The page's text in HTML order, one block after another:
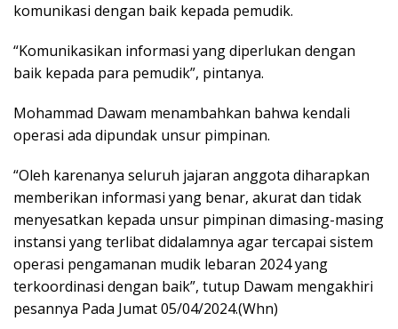
komunikasi dengan baik kepada pemudik.
“Komunikasikan informasi yang diperlukan dengan
baik kepada para pemudik”, pintanya.
Mohammad Dawam menambahkan bahwa kendali
operasi ada dipundak unsur pimpinan.
“Oleh karenanya seluruh jajaran anggota diharapkan
memberikan informasi yang benar, akurat dan tidak
menyesatkan kepada unsur pimpinan dimasing-masing
instansi yang terlibat didalamnya agar tercapai sistem
operasi pengamanan mudik lebaran 2024 yang
terkoordinasi dengan baik”, tutup Dawam mengakhiri
pesannya Pada Jumat 05/04/2024.(Whn)